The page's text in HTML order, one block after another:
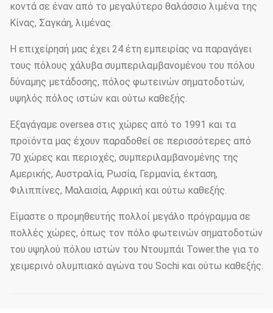
κοντά σε έναν από το μεγαλύτερο θαλάσσιο λιμένα της
Κίνας, Σαγκάη, λιμένας.
Η επιχείρησή μας έχει 24 έτη εμπειρίας να παραγάγει
τους πόλους χάλυβα συμπεριλαμβανομένου του πόλου
δύναμης μετάδοσης, πόλος φωτεινών σηματοδοτών,
υψηλός πόλος ιστών και ούτω καθεξής.
Εξαγάγαμε oversea στις χώρες από το 1991 και τα
προϊόντα μας έχουν παραδοθεί σε περισσότερες από
70 χώρες και περιοχές, συμπεριλαμβανομένης της
Αμερικής, Αυστραλία, Ρωσία, Γερμανία, έκταση,
Φιλιππίνες, Μαλαισία, Αφρική και ούτω καθεξής.
Είμαστε ο προμηθευτής πολλοί μεγάλο πρόγραμμα σε
πολλές χώρες, όπως τον πόλο φωτεινών σηματοδοτών
του υψηλού πόλου ιστών του Ντουμπάι Tower.the για το
χειμερινό ολυμπιακό αγώνα του Sochi και ούτω καθεξής.